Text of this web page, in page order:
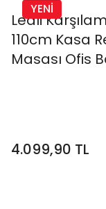
YENİ
Ledli
110cm Kasa
Masası Ofis
4.099,90 TL